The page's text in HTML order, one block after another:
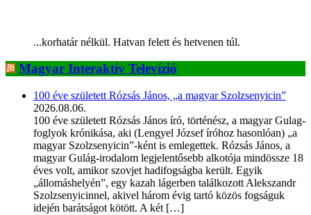
...korhatár nélkül. Hatvan felett és hetvenen túl.
Magyar Interaktív Televízió
100 éve született Rózsás János, „a magyar Szolzsenyicin”
2026.08.06.
100 éve született Rózsás János író, történész, a magyar Gulag-
foglyok krónikása, aki (Lengyel József íróhoz hasonlóan) „a
magyar Szolzsenyicin”-ként is emlegettek. Rózsás János, a
magyar Gulág-irodalom legjelentősebb alkotója mindössze 18
éves volt, amikor szovjet hadifogságba került. Egyik
„állomáshelyén”, egy kazah lágerben találkozott Alekszandr
Szolzsenyicinnel, akivel három évig tartó közös fogságuk
idején barátságot kötött. A két […]